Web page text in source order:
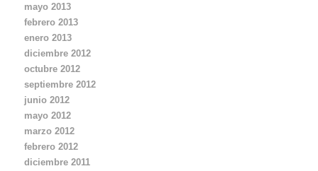
mayo 2013
febrero 2013
enero 2013
diciembre 2012
octubre 2012
septiembre 2012
junio 2012
mayo 2012
marzo 2012
febrero 2012
diciembre 2011